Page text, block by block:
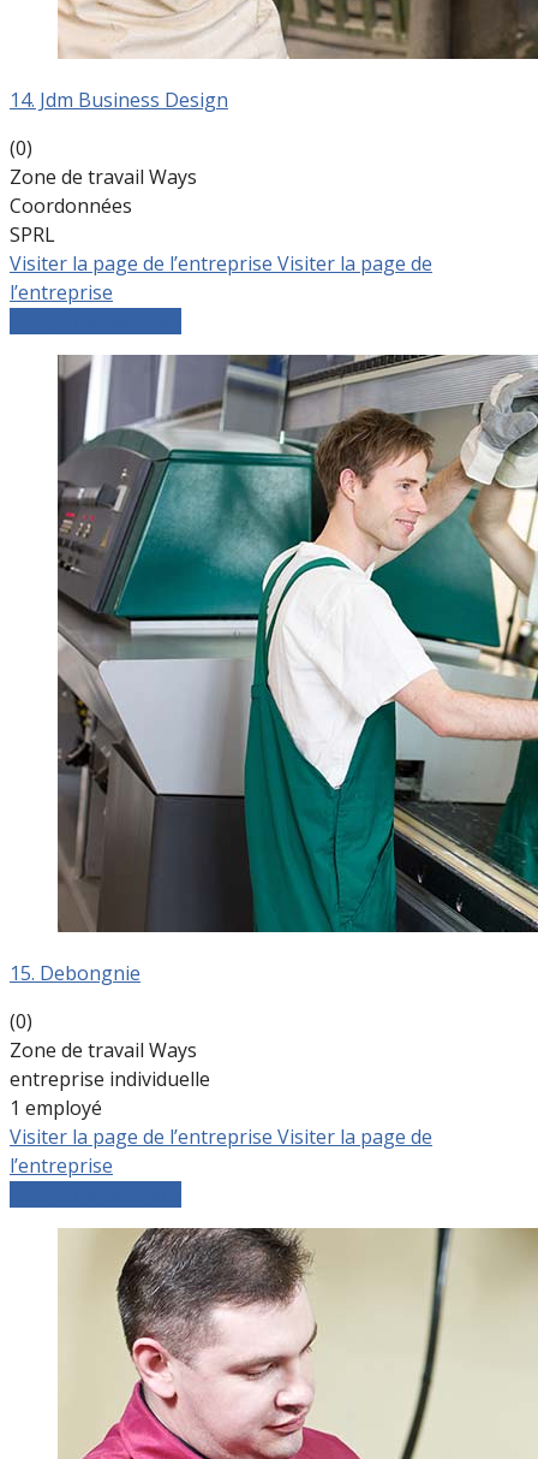
14. Jdm Business Design
(0)
Zone de travail Ways
Coordonnées
SPRL
Visiter la page de l’entreprise Visiter la page de
l’entreprise
15. Debongnie
(0)
Zone de travail Ways
entreprise individuelle
1 employé
Visiter la page de l’entreprise Visiter la page de
l’entreprise